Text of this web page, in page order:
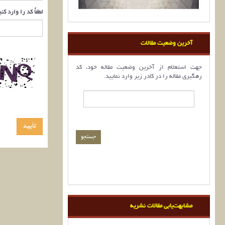
آخرین وضعیت مقالات
جهت استعلام از آخرین وضعیت مقاله خود، کد
رهگیری مقاله را در کادر زیر وارد نمایید.
مشابهت‌یابی مقالات نشریه
لطفاً کد را وارد